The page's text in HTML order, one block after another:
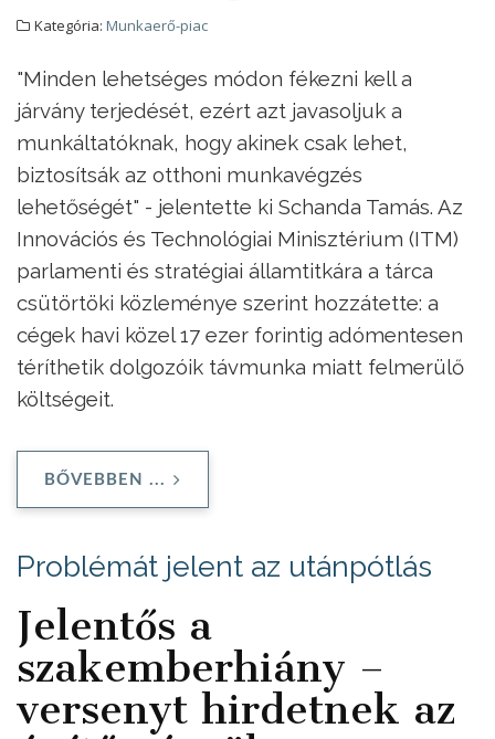
Kategória: Munkaerő-piac
"Minden lehetséges módon fékezni kell a
járvány terjedését, ezért azt javasoljuk a
munkáltatóknak, hogy akinek csak lehet,
biztosítsák az otthoni munkavégzés
lehetőségét" - jelentette ki Schanda Tamás. Az
Innovációs és Technológiai Minisztérium (ITM)
parlamenti és stratégiai államtitkára a tárca
csütörtöki közleménye szerint hozzátette: a
cégek havi közel 17 ezer forintig adómentesen
téríthetik dolgozóik távmunka miatt felmerülő
költségeit.
BŐVEBBEN ...
Problémát jelent az utánpótlás
Jelentős a
szakemberhiány –
versenyt hirdetnek az